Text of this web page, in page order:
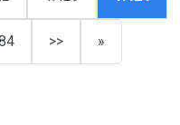
>> »